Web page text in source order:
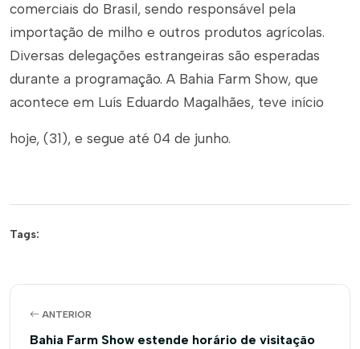
comerciais do Brasil, sendo responsável pela
importação de milho e outros produtos agrícolas.
Diversas delegações estrangeiras são esperadas
durante a programação. A Bahia Farm Show, que
acontece em Luís Eduardo Magalhães, teve início
hoje, (31), e segue até 04 de junho.
Tags:
ANTERIOR
Bahia Farm Show estende horário de visitação